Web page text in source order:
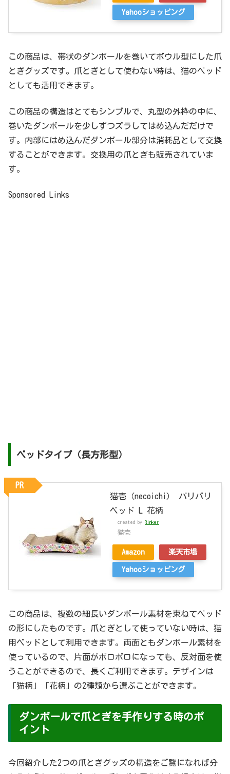
Yahooショッピング
この商品は、帯状のダンボールを巻いてボウル型にした爪
とぎグッズです。爪とぎとして使わない時は、猫のベッド
としても活用できます。
この商品の構造はとてもシンプルで、丸型の外枠の中に、
巻いたダンボールを少しずつズラしてはめ込んだだけで
す。内部にはめ込んだダンボール部分は消耗品として交換
することができます。交換用の爪とぎも販売されていま
す。
Sponsored Links
ベッドタイプ（長方形型）
猫壱（necoichi） バリバリ
ベッド L 花柄
created by Rinker
猫壱
Amazon 楽天市場
Yahooショッピング
PR
この商品は、複数の細長いダンボール素材を束ねてベッド
の形にしたものです。爪とぎとして使っていない時は、猫
用ベッドとして利用できます。両面ともダンボール素材を
使っているので、片面がボロボロになっても、反対面を使
うことができるので、長くご利用できます。デザインは
「猫柄」「花柄」の2種類から選ぶことができます。
ダンボールで爪とぎを手作りする時のポ
イント
今回紹介した2つの爪とぎグッズの構造をご覧になれば分